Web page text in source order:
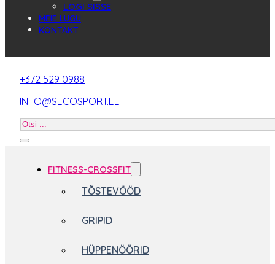
LOGI SISSE
MEIE LUGU
KONTAKT
+372 529 0988
INFO@SECOSPORT.EE
Otsi
FITNESS-CROSSFIT
TÕSTEVÖÖD
GRIPID
HÜPPENÖÖRID